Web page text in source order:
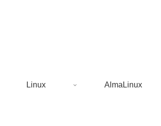
Linux AlmaLinux